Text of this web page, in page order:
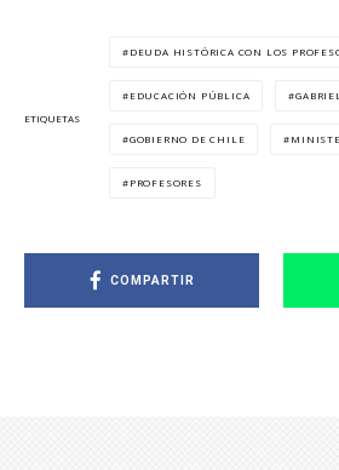
ETIQUETAS
DEUDA HISTÓRICA CON LOS
EDUCACIÓN PÚBLICA
GOBIERNO DE CHILE
PROFESORES
COMPARTIR